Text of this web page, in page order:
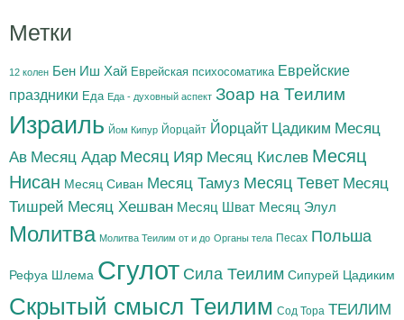
Метки
12 колен Бен Иш Хай Еврейская психосоматика Еврейские
праздники Еда Еда - духовный аспект Зоар на Теилим
Израиль Йом Кипур Йорцайт Йорцайт Цадиким Месяц
Ав Месяц Адар Месяц Ияр Месяц Кислев Месяц
Нисан Месяц Сиван Месяц Тамуз Месяц Тевет Месяц
Тишрей Месяц Хешван Месяц Шват Месяц Элул
Молитва Молитва Теилим от и до Органы тела Песах Польша
Рефуа Шлема Сгулот Сила Теилим Сипурей Цадиким
Скрытый смысл Теилим Сод Тора ТЕИЛИМ